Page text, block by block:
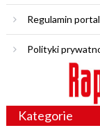
Regulamin
Polityki
Kategorie